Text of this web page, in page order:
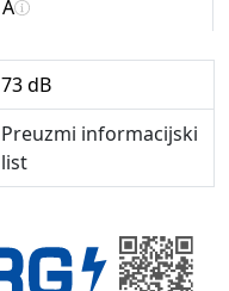
A
73 dB
Preuzmi informacijski
list